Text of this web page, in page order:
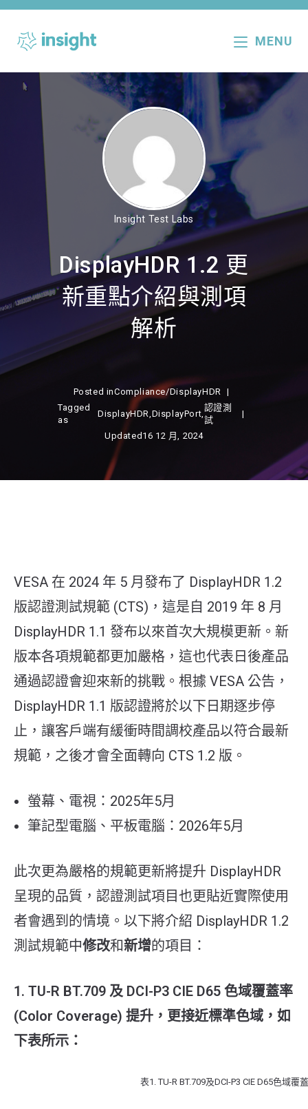
Skip
content
MENU
Insight Test Labs
DisplayHDR 1.2 更
新重點介紹與測項
解析
Posted inCompliance/DisplayHDR
Tagged
as
DisplayHDR,DisplayPort,
認證測
試
Updated 16 12 月, 2024
VESA 在 2024 年 5 月發布了 DisplayHDR 1.2
版認證測試規範 (CTS)，這是自 2019 年 8 月
DisplayHDR 1.1 發布以來首次大規模更新。新
版本各項規範都更加嚴格，這也代表日後產品
通過認證會迎來新的挑戰。根據 VESA 公告，
DisplayHDR 1.1 版認證將於以下日期逐步停
止，讓客戶端有緩衝時間調校產品以符合最新
規範，之後才會全面轉向 CTS 1.2 版。
螢幕、電視：2025年5月
筆記型電腦、平板電腦：2026年5月
此次更為嚴格的規範更新將提升 DisplayHDR
呈現的品質，認證測試項目也更貼近實際使用
者會遇到的情境。以下將介紹 DisplayHDR 1.2
測試規範中修改和新增的項目：
1. TU-R BT.709 及 DCI-P3 CIE D65 色域覆蓋率
(Color Coverage) 提升，更接近標準色域，如
下表所示：
表1. TU-R BT.709及DCI-P3 CIE D65色域覆